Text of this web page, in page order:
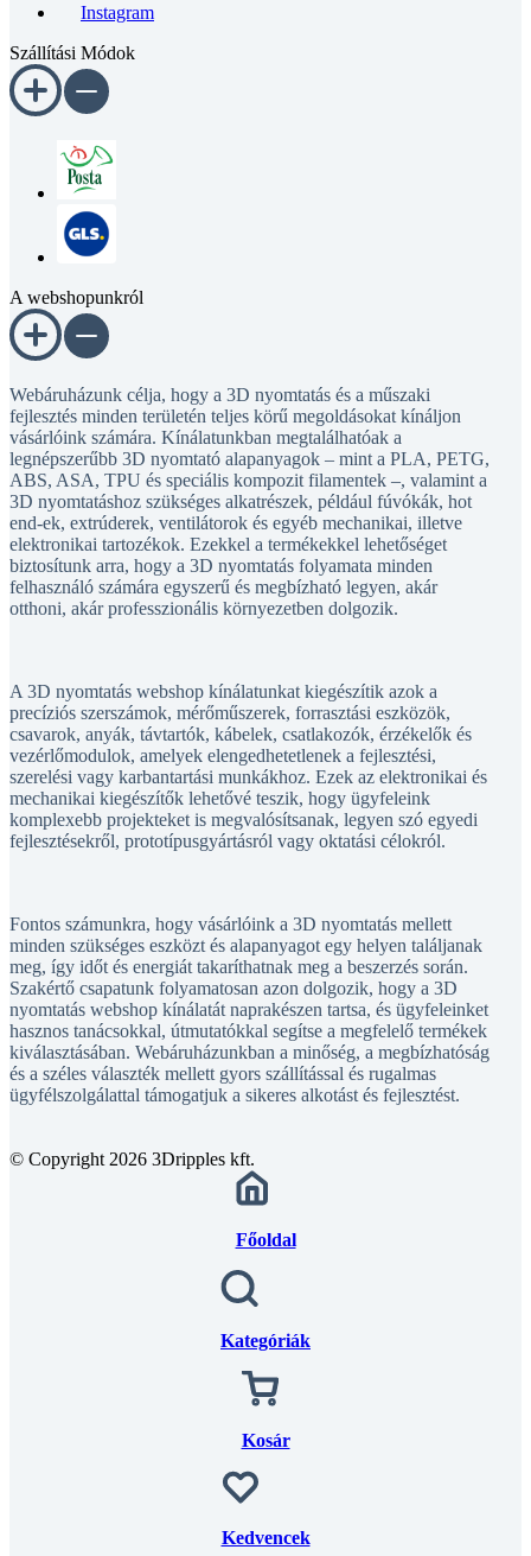
Instagram
Szállítási Módok
A webshopunkról
Webáruházunk célja, hogy a 3D nyomtatás és a műszaki
fejlesztés minden területén teljes körű megoldásokat kínáljon
vásárlóink számára. Kínálatunkban megtalálhatóak a
legnépszerűbb 3D nyomtató alapanyagok – mint a PLA, PETG,
ABS, ASA, TPU és speciális kompozit filamentek –, valamint a
3D nyomtatáshoz szükséges alkatrészek, például fúvókák, hot
end-ek, extrúderek, ventilátorok és egyéb mechanikai, illetve
elektronikai tartozékok. Ezekkel a termékekkel lehetőséget
biztosítunk arra, hogy a 3D nyomtatás folyamata minden
felhasználó számára egyszerű és megbízható legyen, akár
otthoni, akár professzionális környezetben dolgozik.
A 3D nyomtatás webshop kínálatunkat kiegészítik azok a
precíziós szerszámok, mérőműszerek, forrasztási eszközök,
csavarok, anyák, távtartók, kábelek, csatlakozók, érzékelők és
vezérlőmodulok, amelyek elengedhetetlenek a fejlesztési,
szerelési vagy karbantartási munkákhoz. Ezek az elektronikai és
mechanikai kiegészítők lehetővé teszik, hogy ügyfeleink
komplexebb projekteket is megvalósítsanak, legyen szó egyedi
fejlesztésekről, prototípusgyártásról vagy oktatási célokról.
Fontos számunkra, hogy vásárlóink a 3D nyomtatás mellett
minden szükséges eszközt és alapanyagot egy helyen találjanak
meg, így időt és energiát takaríthatnak meg a beszerzés során.
Szakértő csapatunk folyamatosan azon dolgozik, hogy a 3D
nyomtatás webshop kínálatát naprakészen tartsa, és ügyfeleinket
hasznos tanácsokkal, útmutatókkal segítse a megfelelő termékek
kiválasztásában. Webáruházunkban a minőség, a megbízhatóság
és a széles választék mellett gyors szállítással és rugalmas
ügyfélszolgálattal támogatjuk a sikeres alkotást és fejlesztést.
© Copyright 2026 3Dripples kft.
Főoldal
Kategóriák
Kosár
Kedvencek